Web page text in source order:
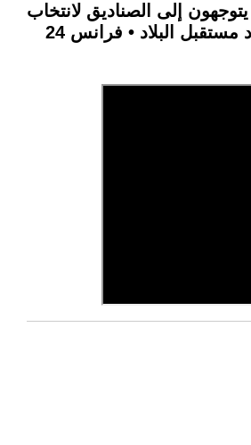
يتوجهون إلى الصناديق لانتخاب
البلاد • فرانس 24